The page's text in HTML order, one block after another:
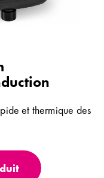
et thermique des